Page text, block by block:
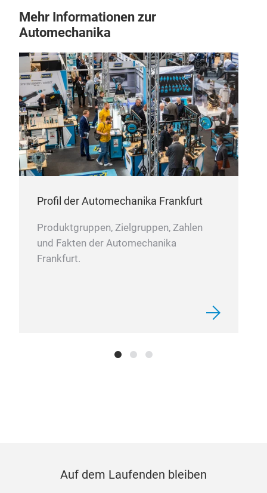
Mehr Informationen zur
Automechanika
Profil der Automechanika Frankfurt
Produktgruppen, Zielgruppen, Zahlen
und Fakten der Automechanika
Frankfurt.
Auf dem Laufenden bleiben